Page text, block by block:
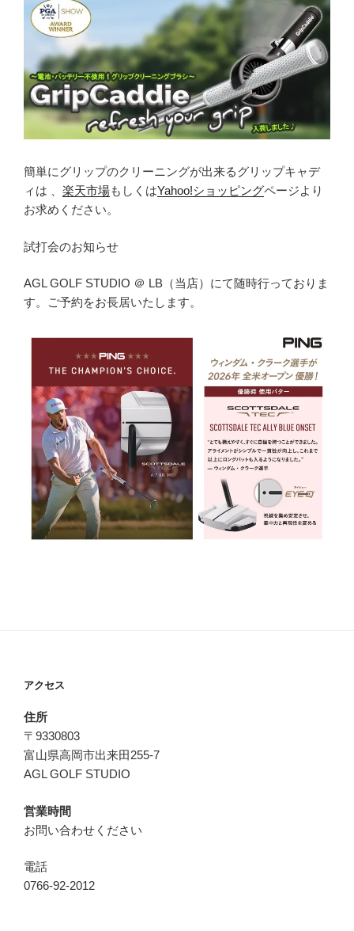
簡単にグリップのクリーニングが出来るグリップキャデ
ィは 、 楽天市場もしくはYahoo!ショッピングページより
お求めください。
試打会のお知らせ
AGL GOLF STUDIO ＠ LB（当店）にて随時行っておりま
す。ご予約をお長居いたします。
アクセス
住所
〒9330803
富山県高岡市出来田255-7
AGL GOLF STUDIO
営業時間
お問い合わせください
電話
0766-92-2012